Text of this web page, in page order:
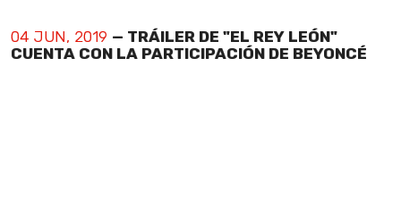
04 JUN, 2019 — TRÁILER DE "EL REY LEÓN"
CUENTA CON LA PARTICIPACIÓN DE BEYONCÉ